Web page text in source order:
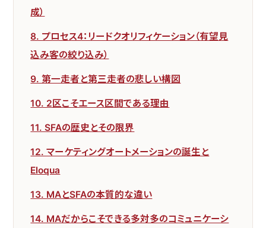
成）
8. プロセス4：リードクオリフィケーション（有望見
込み客の絞り込み）
9. 第一走者と第三走者の悲しい構図
10. 2区こそエース区間である理由
11. SFAの歴史とその限界
12. マーケティングオートメーションの誕生と
Eloqua
13. MAとSFAの本質的な違い
14. MAだからこそできる多対多のコミュニケーシ